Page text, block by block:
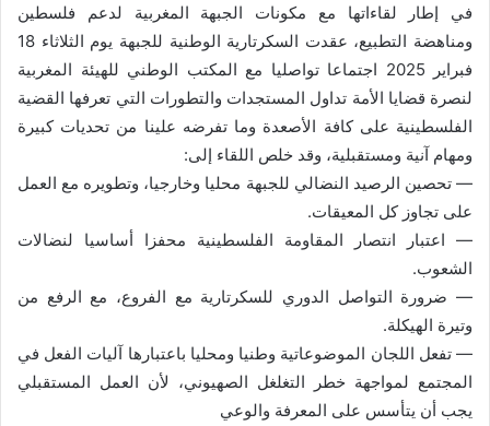
في إطار لقاءاتها مع مكونات الجبهة المغربية لدعم فلسطين
ومناهضة التطبيع، عقدت السكرتارية الوطنية للجبهة يوم الثلاثاء 18
فبراير 2025 اجتماعا تواصليا مع المكتب الوطني للهيئة المغربية
لنصرة قضايا الأمة تداول المستجدات والتطورات التي تعرفها القضية
الفلسطينية على كافة الأصعدة وما تفرضه علينا من تحديات كبيرة
ومهام آنية ومستقبلية، وقد خلص اللقاء إلى:
— تحصين الرصيد النضالي للجبهة محليا وخارجيا، وتطويره مع العمل
على تجاوز كل المعيقات.
— اعتبار انتصار المقاومة الفلسطينية محفزا أساسيا لنضالات
الشعوب.
— ضرورة التواصل الدوري للسكرتارية مع الفروع، مع الرفع من
وتيرة الهيكلة.
— تفعل اللجان الموضوعاتية وطنيا ومحليا باعتبارها آليات الفعل في
المجتمع لمواجهة خطر التغلغل الصهيوني، لأن العمل المستقبلي
يجب أن يتأسس على المعرفة والوعي